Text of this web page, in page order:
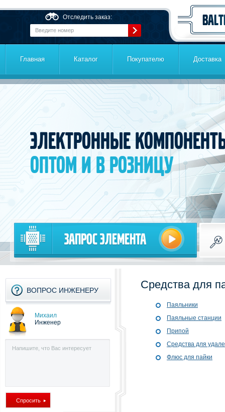
Отследить заказ:
Главная Каталог Покупателю Доставка
Электронные
оптом и в розницу
Запрос элемента
ВОПРОС ИНЖЕНЕРУ
Михаил
Инженер
Средства для
Паяльники
Паяльные станции
Припой
Средства для
Флюс для пайки